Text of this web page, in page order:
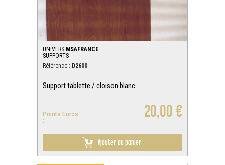
UNIVERS MSAFRANCE
SUPPORTS
Référence : D2600
Support tablette / cloison blanc
Points Euros
:
20,00 €
Ajouter au panier